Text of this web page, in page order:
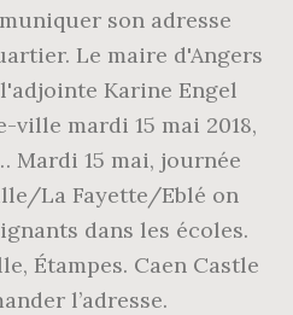
son adresse
Le maire d'Angers
Karine Engel
ville mardi 15 mai 2018,
Mardi 15 mai, journée
La Fayette/Eblé on
dans les écoles.
Étampes. Caen Castle
l’adresse.